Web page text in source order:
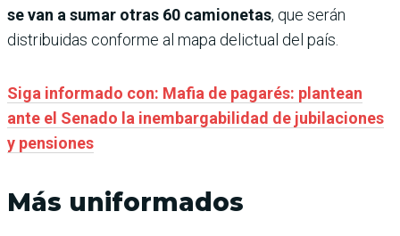
se van a sumar otras 60 camionetas, que serán
distribuidas conforme al mapa delictual del país.
Siga informado con: Mafia de pagarés: plantean
ante el Senado la inembargabilidad de jubilaciones
y pensiones
Más uniformados